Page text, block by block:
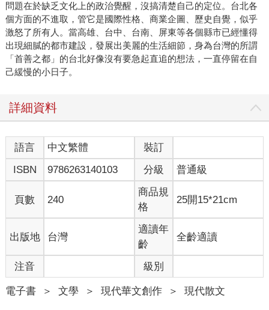
問題在於缺乏文化上的政治覺醒，沒搞清楚自己的定位。台北各
個方面的不進取，管它是國際性格、商業企圖、歷史自覺，似乎
激怒了所有人。當高雄、台中、台南、屏東等各個縣市已經懂得
出現細膩的都市建設，發展出美麗的生活細節，身為台灣的所謂
「首善之都」的台北好像沒有要急起直追的想法，一直停留在自
己緩慢的小日子。
詳細資料
語言 中文繁體
裝訂
ISBN
9786263140103 分級 普通級
頁數 240
商品規
格
25開15*21cm
出版地 台灣
適讀年
齡
全齡適讀
注音 級別
電子書 ＞ 文學 ＞ 現代華文創作 ＞ 現代散文